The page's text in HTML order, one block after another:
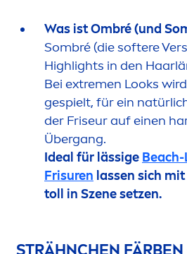
Was ist Ombré (und
Sombré (die softere
Highlights in den
Bei extremen Looks
gespielt, für ein
der Friseur auf einen
Übergang.
Ideal für lässige
Frisuren lassen sich
toll in Szene setzen.